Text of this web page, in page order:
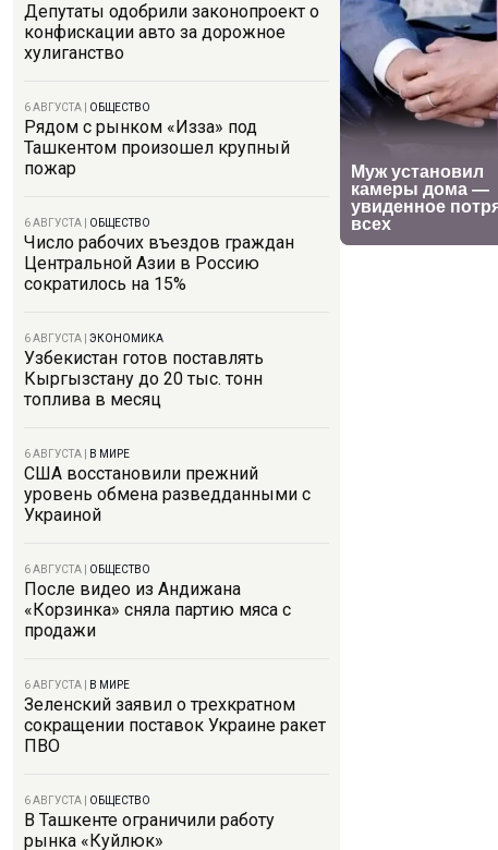
Депутаты одобрили законопроект о
конфискации авто за дорожное
хулиганство
6 АВГУСТА ОБЩЕСТВО
Рядом с рынком «Изза» под
Ташкентом произошел крупный
пожар
6 АВГУСТА ОБЩЕСТВО
Число рабочих въездов граждан
Центральной Азии в Россию
сократилось на 15%
6 АВГУСТА ЭКОНОМИКА
Узбекистан готов поставлять
Кыргызстану до 20 тыс. тонн
топлива в месяц
6 АВГУСТА В МИРЕ
США восстановили прежний
уровень обмена разведданными с
Украиной
6 АВГУСТА ОБЩЕСТВО
После видео из Андижана
«Корзинка» сняла партию мяса с
продажи
6 АВГУСТА В МИРЕ
Зеленский заявил о трехкратном
сокращении поставок Украине ракет
ПВО
6 АВГУСТА ОБЩЕСТВО
В Ташкенте ограничили работу
рынка «Куйлюк»